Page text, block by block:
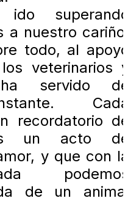
a nuestro
todo, al
veterinarios
servido
recordatorio
un acto
y que con
de un